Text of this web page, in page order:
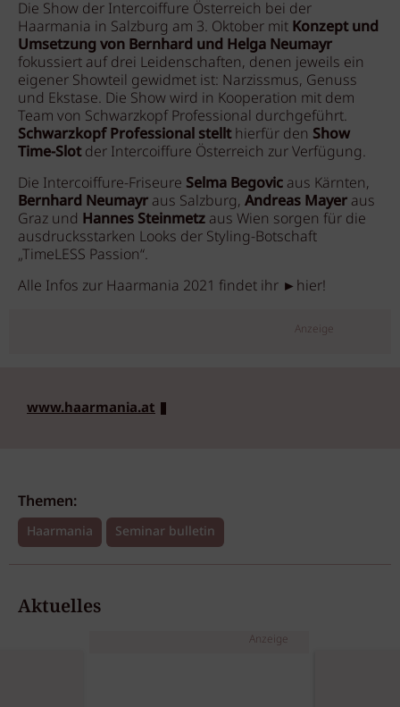
Die Show der Intercoiffure Österreich bei der
Haarmania in Salzburg am 3. Oktober mit Konzept und
Umsetzung von Bernhard und Helga Neumayr
fokussiert auf drei Leidenschaften, denen jeweils ein
eigener Showteil gewidmet ist: Narzissmus, Genuss
und Ekstase. Die Show wird in Kooperation mit dem
Team von Schwarzkopf Professional durchgeführt.
Schwarzkopf Professional stellthierfür den Show
Time-Slotder Intercoiffure Österreich zur Verfügung.
Die Intercoiffure-Friseure Selma Begovic aus Kärnten,
Bernhard Neumayr aus Salzburg, Andreas Mayer aus
Graz und Hannes Steinmetz aus Wien sorgen für die
ausdrucksstarken Looks der Styling-Botschaft
„TimeLESS Passion“.
Alle Infos zur Haarmania 2021 findet ihr ►hier!
Anzeige
www.haarmania.at
Themen:
Haarmania Seminar bulletin
Aktuelles
Anzeige